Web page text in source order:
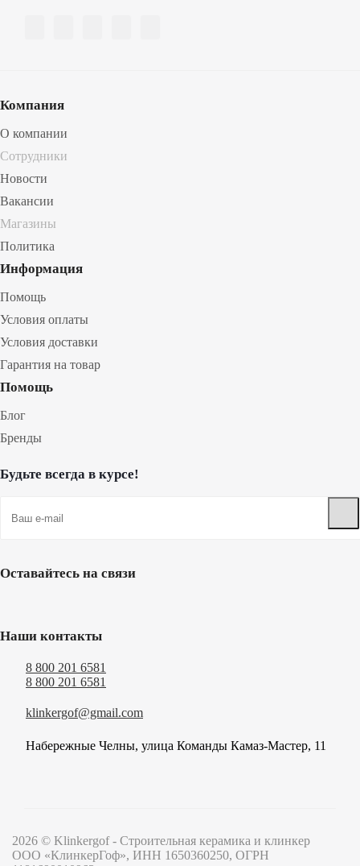
Компания
О компании
Сотрудники
Новости
Вакансии
Магазины
Политика
Информация
Помощь
Условия оплаты
Условия доставки
Гарантия на товар
Помощь
Блог
Бренды
Будьте всегда в курсе!
Оставайтесь на связи
Наши контакты
8 800 201 6581
8 800 201 6581
klinkergof@gmail.com
Набережные Челны, улица Команды Камаз-Мастер, 11
2026 © Klinkergof - Строительная керамика и клинкер
ООО «КлинкерГоф», ИНН 1650360250, ОГРН